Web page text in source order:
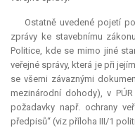
Ostatně uvedené pojetí
zprávy ke stavebnímu
Politice, kde se mimo jiné
veřejné správy, která je při
se všemi závaznými
mezinárodní dohody), v
požadavky např. ochrany
předpisů“ (viz příloha III/1